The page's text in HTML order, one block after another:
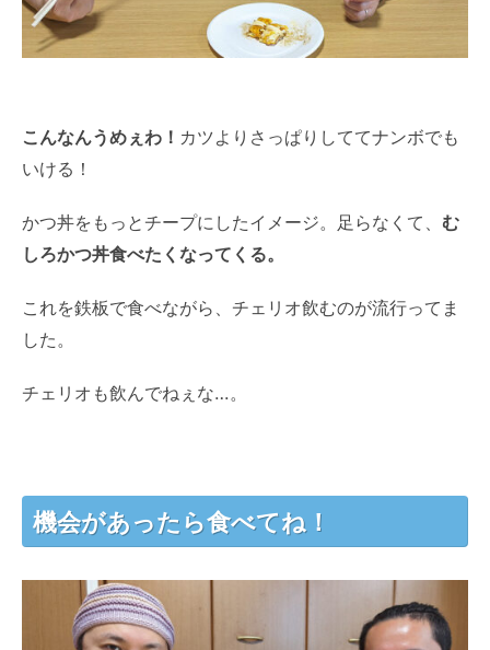
こんなんうめぇわ！ カツよりさっぱりしててナンボでも
いける！
かつ丼をもっとチープにしたイメージ。足らなくて、 む
しろかつ丼食べたくなってくる。
これを鉄板で食べながら、チェリオ飲むのが流行ってま
した。
チェリオも飲んでねぇな…。
機会があったら食べてね！